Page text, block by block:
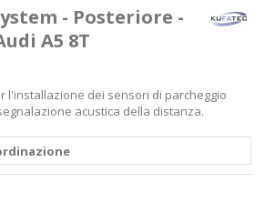
- Posteriore -
A5 8T
l'installazione dei sensori di parcheggio
acustica della distanza.